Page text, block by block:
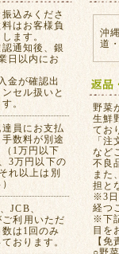
込みくださ
はお客様負
ます。
通知後、銀
日以内にお
金が確認出
セル扱いと
。
員にお支払
数料が別途
1万円以下
3万円以下の
れ以上は別
JCB、
利用いただ
は1回のみ
おります。
沖
道
野菜
生鮮
てお
「
など
不良
また
担と
※3日
経つ
※下
目を
【免